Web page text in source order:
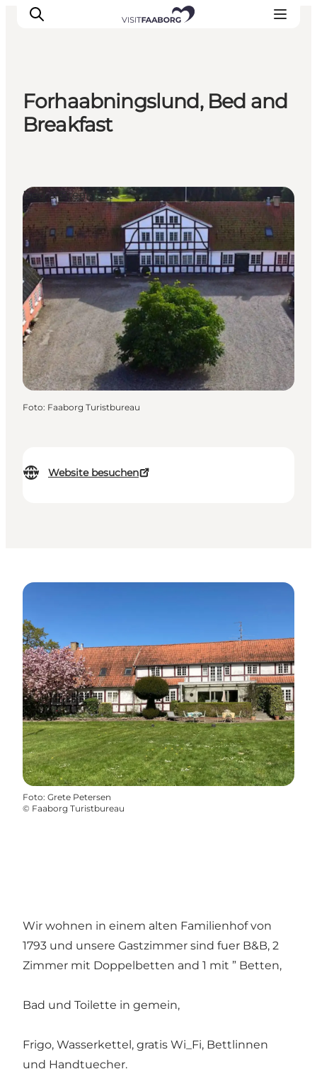
Unterkünfte
Outdoor
Kalender
Forhaabningslund, Bed and
Breakfast
Website besuchen
Bed & Breakfast
Foto: Faaborg Turistbureau
Foto: Grete Petersen
© Faaborg Turistbureau
Wir wohnen in einem alten Familienhof von
1793 und unsere Gastzimmer sind fuer B&B, 2
Zimmer mit Doppelbetten and 1 mit ” Betten,
Bad und Toilette in gemein,
Frigo, Wasserkettel, gratis Wi_Fi, Bettlinnen
und Handtuecher.